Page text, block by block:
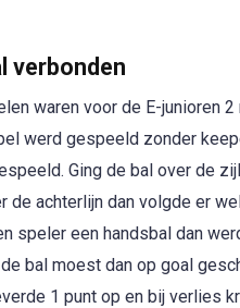
verbonden
waren voor de E-junioren
werd gespeeld zonder
Ging de bal over de
achterlijn dan volgde er
speler een handsbal dan
bal moest dan op goal
1 punt op en bij verlies